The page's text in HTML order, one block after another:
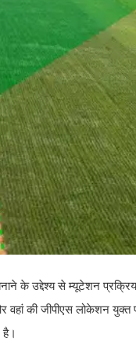
के उद्देश्य से म्यूटेशन
वहां की जीपीएस लोकेशन
है।